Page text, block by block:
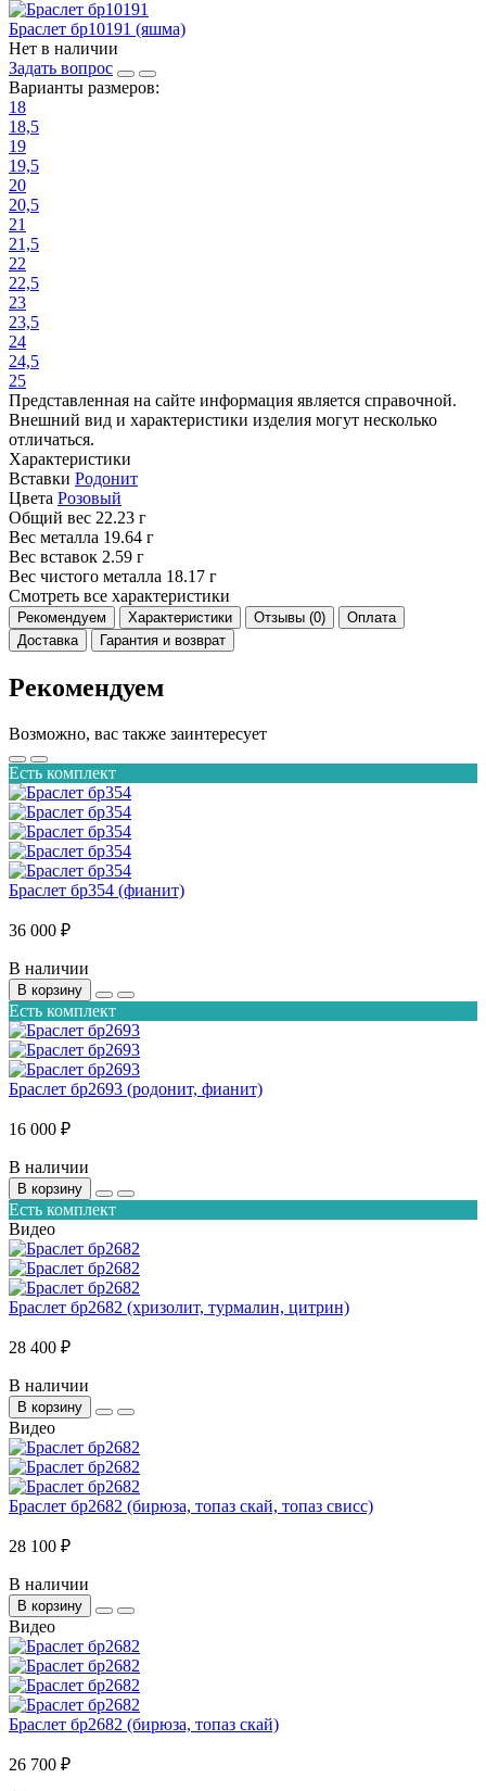
Браслет бр10191 (яшма)
Нет в наличии
Задать вопрос
Варианты размеров:
18
18,5
19
19,5
20
20,5
21
21,5
22
22,5
23
23,5
24
24,5
25
Представленная на сайте информация является справочной.
Внешний вид и характеристики изделия могут несколько
отличаться.
Характеристики
Вставки Родонит
Цвета Розовый
Общий вес 22.23 г
Вес металла 19.64 г
Вес вставок 2.59 г
Вес чистого металла 18.17 г
Смотреть все характеристики
Рекомендуем Характеристики Отзывы (0)
Оплата
Доставка
Гарантия и возврат
Рекомендуем
Возможно, вас также заинтересует
Есть комплект
Браслет бр354 (фианит)
36 000 ₽
В наличии
В корзину
Есть комплект
Браслет бр2693 (родонит, фианит)
16 000 ₽
В наличии
В корзину
Есть комплект
Видео
Браслет бр2682 (хризолит, турмалин, цитрин)
28 400 ₽
В наличии
В корзину
Видео
Браслет бр2682 (бирюза, топаз скай, топаз свисс)
28 100 ₽
В наличии
В корзину
Видео
Браслет бр2682 (бирюза, топаз скай)
26 700 ₽